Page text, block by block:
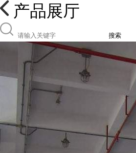
产品展厅
搜索